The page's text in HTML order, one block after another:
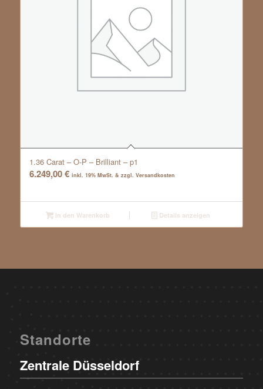
1.36 Carat – O-P – Brilliant – p1
6.249,00€ inkl. 19% MwSt. & zzgl. Versandkosten
In den Warenkorb Details anzeigen
Standorte
Zentrale Düsseldorf